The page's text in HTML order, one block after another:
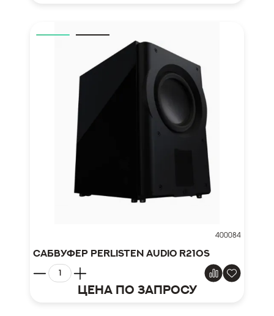
400084
Сабвуфер Perlisten Audio R210s
Цена по запросу